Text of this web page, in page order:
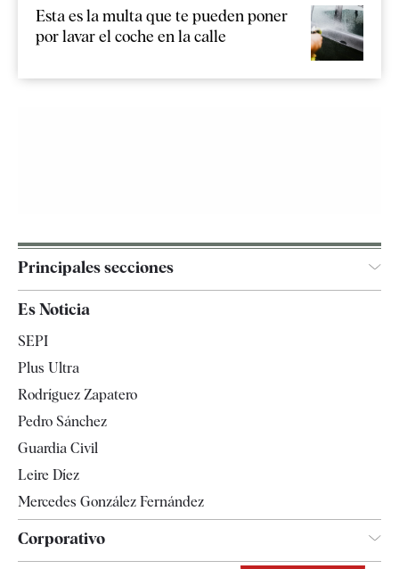
Esta es la multa que te pueden poner
por lavar el coche en la calle
Principales secciones
Televisión
Es Noticia
SEPI
Plus Ultra
Rodríguez Zapatero
Pedro Sánchez
Guardia Civil
Leire Díez
Mercedes González Fernández
Corporativo